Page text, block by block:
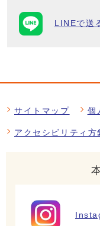
LINEで送
サイトマップ 個
アクセシビリティ方